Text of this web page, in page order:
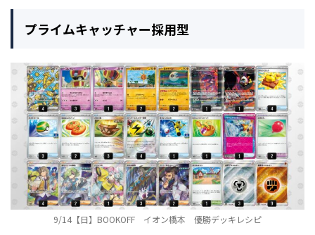
プライムキャッチャー採用型
9/14【日】BOOKOFF イオン橋本 優勝デッキレシピ